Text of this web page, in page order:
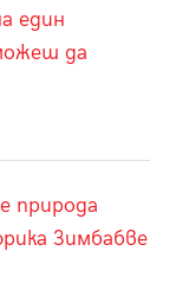
един
да
природа
Зимбабве